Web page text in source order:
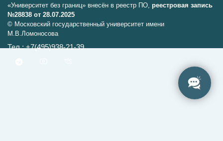
«Университет без границ» внесён в реестр ПО, реестровая запись
№28838 от 28.07.2025
© Московский государственный университет имени
М.В.Ломоносова
Тел.: +7(495)938-21-39